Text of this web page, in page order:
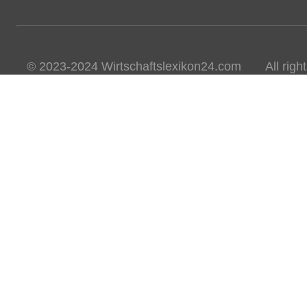
© 2023-2024 Wirtschaftslexikon24.com All